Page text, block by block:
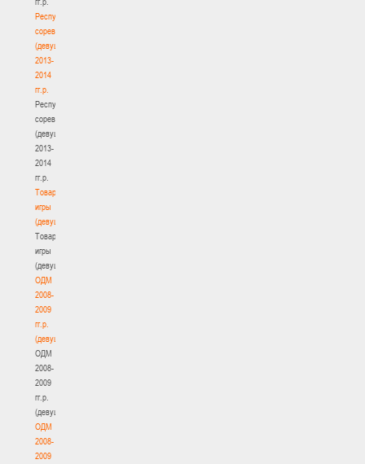
Республиканские
соревнования
(девушки)
2013-
2014
гг.р.
Республиканские
соревнования
(девушки)
2013-
2014
гг.р.
Товарищеские
игры
(девушки)
Товарищеские
игры
(девушки)
ОДМ
2008-
2009
гг.р.
(девушки)
ОДМ
2008-
2009
гг.р.
(девушки)
ОДМ
2008-
2009